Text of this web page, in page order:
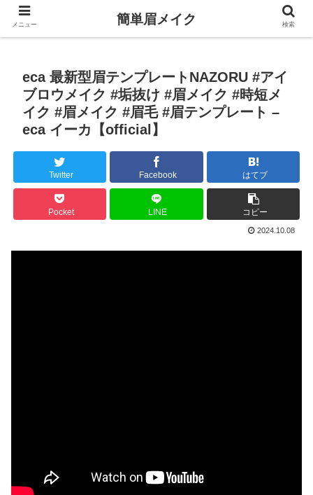
eca 最新型眉テンプレートNAZORU #アイ
ブロウメイク #垢抜け #眉メイク #時短メ
イク #眉メイク #眉毛 #眉テンプレート –
eca イーカ【official】
Twitter Facebook はてブ
Pocket LINE コピー
2024.10.08
メニュー 簡単眉メイク 検索